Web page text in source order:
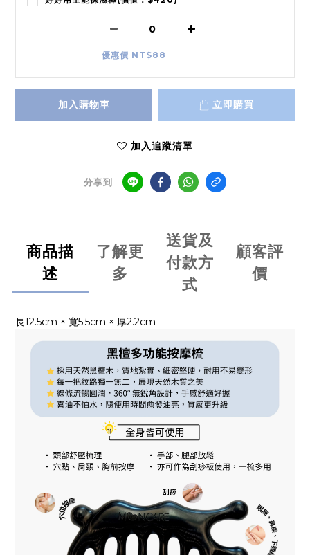
優惠價 NT$88
加入購物車 立即購買
加入追蹤清單
分享到
商品描
述
了解更
多
送貨及
付款方
式
顧客評
價
長12.5cm × 寬5.5cm × 厚2.2cm